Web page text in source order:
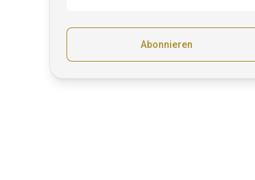
Abonnieren